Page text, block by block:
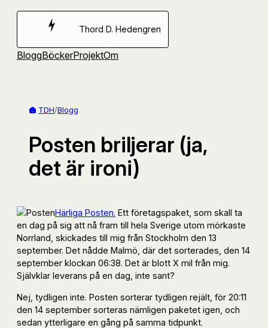
Hoppa
Thord D. Hedengren
BloggBöckerProjektOm
TDH/Blogg
Posten briljerar (ja,
det är ironi)
Härliga Posten. Ett företagspaket, som skall ta
en dag på sig att nå fram till hela Sverige utom mörkaste
Norrland, skickades till mig från Stockholm den 13
september. Det nådde Malmö, där det sorterades, den 14
september klockan 06:38. Det är blott X mil från mig.
Självklar leverans på en dag, inte sant?
Nej, tydligen inte. Posten sorterar tydligen rejält, för 20:11
den 14 september sorteras nämligen paketet igen, och
sedan ytterligare en gång på samma tidpunkt.